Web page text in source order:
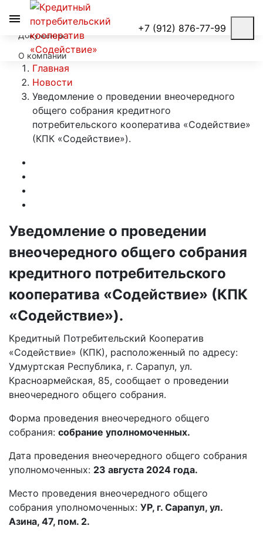
Условия займов
Документы
О компании
+7 (912) 876-77-99
Главная
Новости
Уведомление о проведении внеочередного
общего собрания кредитного
потребительского кооператива «Содействие»
(КПК «Содействие»).
Уведомление о проведении
внеочередного общего собрания
кредитного потребительского
кооператива «Содействие» (КПК
«Содействие»).
Кредитный Потребительский Кооператив
«Содействие» (КПК), расположенный по адресу:
Удмуртская Республика, г. Сарапул, ул.
Красноармейская, 85, сообщает о проведении
внеочередного общего собрания.
Форма проведения внеочередного общего
собрания: собрание уполномоченных.
Дата проведения внеочередного общего собрания
уполномоченных: 23 августа 2024 года.
Место проведения внеочередного общего
собрания уполномоченных: УР, г. Сарапул, ул.
Азина, 47, пом. 2.